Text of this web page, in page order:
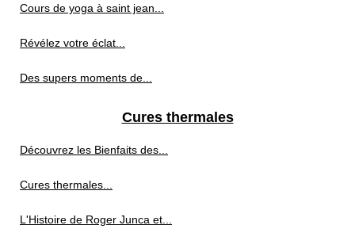
Cours de yoga à saint jean...
Révélez votre éclat...
Des supers moments de...
Cures thermales
Découvrez les Bienfaits des...
Cures thermales...
L'Histoire de Roger Junca et...